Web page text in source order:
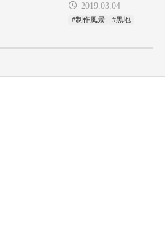
2019.03.04
#制作風景 #黒地